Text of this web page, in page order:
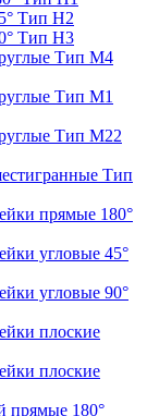
Тип H2
Тип H3
Тип M4
Тип M1
Тип M22
Тип
прямые 180°
угловые 45°
угловые 90°
плоские
плоские
прямые 180°